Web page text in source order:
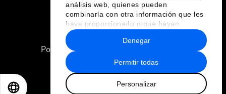
análisis web, quienes pueden
combinarla con otra información que les
haya proporcionado o que hayan
recopilado a partir del uso que haya
hecho de sus servicios.
Permitir todas
Personalizar
Denegar
Política de privacidad y normas de uso
Sitemap
2026 Foro Económico Mundial